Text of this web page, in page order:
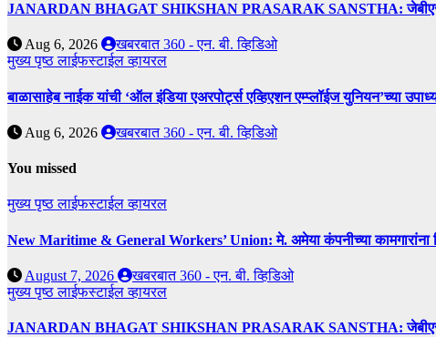
JANARDAN BHAGAT SHIKSHAN PRASARAK SANSTHA:
Aug 6, 2026
खबरबात 360 - एन. बी. व्हिडिओ
मुख्य पृष्ठलाईफस्टाईलव्हायरल
बाळासाहेब नाईक यांची ‘ऑल इंडिया एअरपोर्ट्स एव्हिएशन एम्प्लॉईज युनियन’च्या
Aug 6, 2026 खबरबात 360 - एन. बी. व्हिडिओ
You missed
मुख्य पृष्ठलाईफस्टाईलव्हायरल
New Maritime & General Workers’ Union: मे. अमेया कंपनीच्या कामगारांना
August 7, 2026
खबरबात 360 - एन. बी. व्हिडिओ
मुख्य पृष्ठलाईफस्टाईलव्हायरल
JANARDAN BHAGAT SHIKSHAN PRASARAK SANSTHA: